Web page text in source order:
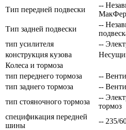
Тип передней подвески
--
Тип задней подвески
--
тип усилителя
--
конструкция кузова
Колеса и тормоза
тип переднего тормоза
--
тип заднего тормоза
--
тип стояночного тормоза
--
тормоз
спецификация передней
шины
-- 235/